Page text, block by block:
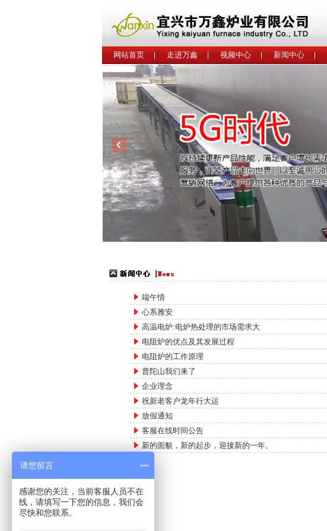
网站首页 走进万鑫 视频中心 新闻中心
工程案例
联系我们
端午情
心系雅安
高温电炉:电炉热处理的市场需求大
电阻炉的优点及其发展过程
电阻炉的工作原理
普陀山我们来了
企业理念
祝新老客户龙年行大运
放假通知
客服在线时间公告
新的面貌，新的起步，迎接新的一年。
请您留言
感谢您的关注，当前客服人员不在
线，请填写一下您的信息，我们会
尽快和您联系。